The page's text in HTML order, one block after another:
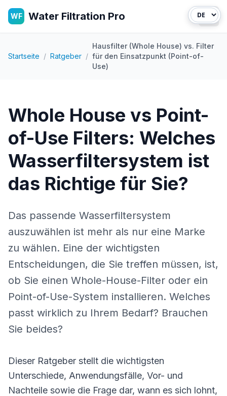
WF Water Filtration Pro
Startseite / Ratgeber /
Hausfilter (Whole House) vs. Filter
für den Einsatzpunkt (Point-of-
Use)
Whole House vs Point-
of-Use Filters: Welches
Wasserfiltersystem ist
das Richtige für Sie?
Das passende Wasserfiltersystem
auszuwählen ist mehr als nur eine Marke
zu wählen. Eine der wichtigsten
Entscheidungen, die Sie treffen müssen, ist,
ob Sie einen Whole-House-Filter oder ein
Point-of-Use-System installieren. Welches
passt wirklich zu Ihrem Bedarf? Brauchen
Sie beides?
Dieser Ratgeber stellt die wichtigsten
Unterschiede, Anwendungsfälle, Vor- und
Nachteile sowie die Frage dar, wann es sich lohnt,